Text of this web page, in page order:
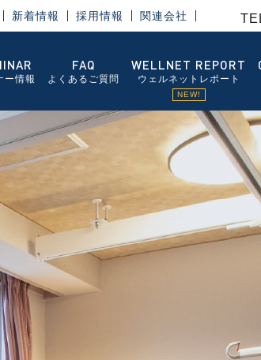
新着情報 採用情報 関連会社
ー情報
FAQ
よくあるご質問
NEW!
WELLNET REPORT
ウェルネットレポート